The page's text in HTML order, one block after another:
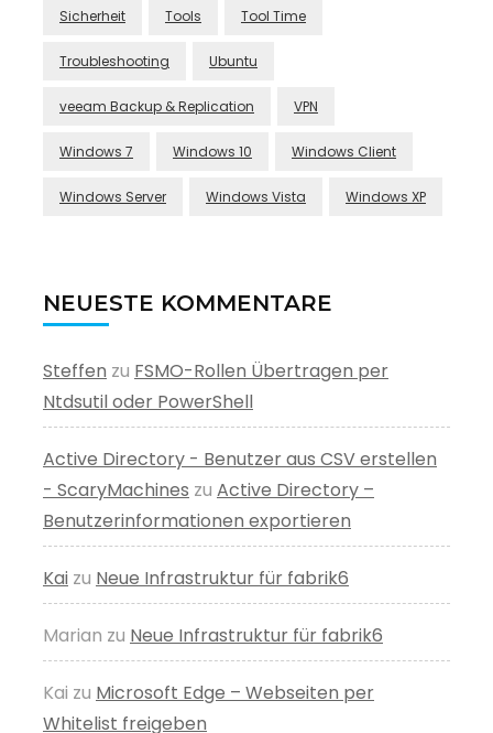
Sicherheit Tools Tool Time
Troubleshooting Ubuntu
veeam Backup & Replication VPN
Windows 7 Windows 10 Windows Client
Windows Server Windows Vista Windows XP
NEUESTE KOMMENTARE
Steffen zu FSMO-Rollen Übertragen per
Ntdsutil oder PowerShell
Active Directory - Benutzer aus CSV erstellen
- ScaryMachines zu Active Directory –
Benutzerinformationen exportieren
Kai zu Neue Infrastruktur für fabrik6
Marian zu Neue Infrastruktur für fabrik6
Kai zu Microsoft Edge – Webseiten per
Whitelist freigeben